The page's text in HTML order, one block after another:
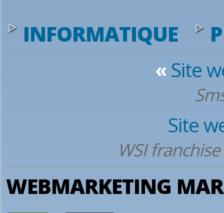
INFORMATIQUE
«Site
Site
WSI
WEBMARKETING